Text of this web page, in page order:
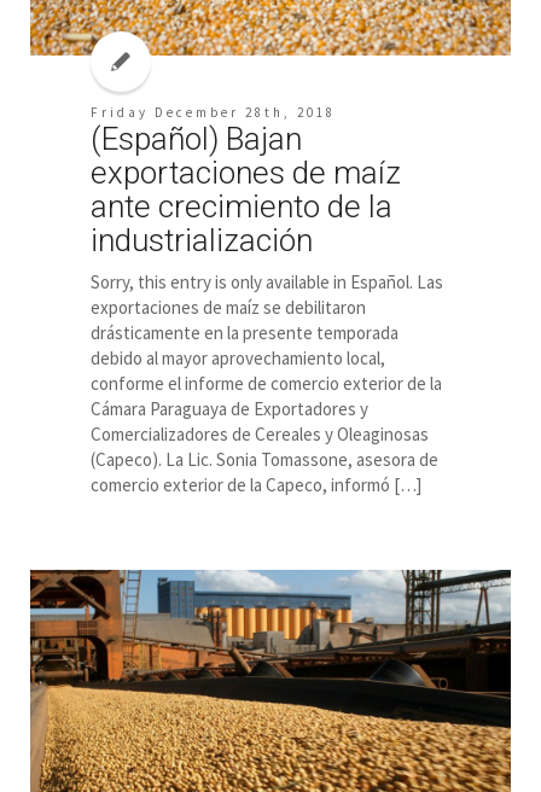
Friday December 28th, 2018
(Español) Bajan
exportaciones de maíz
ante crecimiento de la
industrialización
Sorry, this entry is only available in Español. Las
exportaciones de maíz se debilitaron
drásticamente en la presente temporada
debido al mayor aprovechamiento local,
conforme el informe de comercio exterior de la
Cámara Paraguaya de Exportadores y
Comercializadores de Cereales y Oleaginosas
(Capeco). La Lic. Sonia Tomassone, asesora de
comercio exterior de la Capeco, informó […]